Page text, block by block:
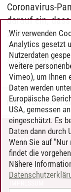
Coronavirus-
darauf ein,
Zeitraum als
stattfinden
Henning Zühlsdorff/
KONTAKT
LEUPHANA ALS
INTRANET
Wir verwenden
Analytics gesetzt
Nutzerdaten
weitere
Vimeo), um Ihnen
Daten werden
Europäische
USA, gemessen
eingeschätzt. Es
Daten dann durch
Wenn Sie auf
findet die
Nähere